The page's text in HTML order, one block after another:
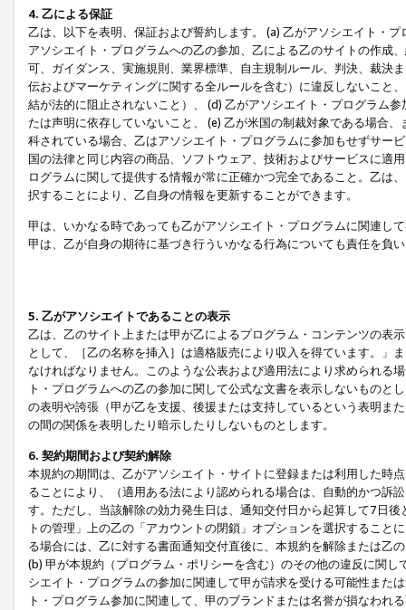
4. 乙による保証
乙は、以下を表明、保証および誓約します。 (a) 乙がアソシエイト・
アソシエイト・プログラムへの乙の参加、乙による乙のサイトの作成
可、ガイダンス、実施規則、業界標準、自主規制ルール、判決、裁決
伝およびマーケティングに関する全ルールを含む）に違反しないこと
結が法的に阻止されないこと）、 (d) 乙がアソシエイト・プログラム
たは声明に依存していないこと、 (e) 乙が米国の制裁対象である場合
科されている場合、乙はアソシエイト・プログラムに参加もせずサー
国の法律と同じ内容の商品、ソフトウェア、技術およびサービスに適
ログラムに関して提供する情報が常に正確かつ完全であること。乙は
択することにより、乙自身の情報を更新することができます。
甲は、いかなる時であっても乙がアソシエイト・プログラムに関連し
甲は、乙が自身の期待に基づき行ういかなる行為についても責任を負
5. 乙がアソシエイトであることの表示
乙は、乙のサイト上または甲が乙によるプログラム・コンテンツの表
として、［乙の名称を挿入］は適格販売により収入を得ています。」
なければなりません。このような公表および適用法により求められる
ト・プログラムへの乙の参加に関して公式な文書を表示しないもの
の表明や誇張（甲が乙を支援、後援または支持しているという表明ま
の間の関係を表明したり暗示したりしないものとします。
6. 契約期間および契約解除
本規約の期間は、乙がアソシエイト・サイトに登録または利用した時
ることにより、（適用ある法により認められる場合は、自動的かつ訴
す。ただし、当該解除の効力発生日は、通知交付日から起算して7日
トの管理」上の乙の「アカウントの閉鎖」オプションを選択するこ
る場合には、乙に対する書面通知交付直後に、本規約を解除または乙
(b) 甲が本規約（プログラム・ポリシーを含む）のその他の違反に関
シエイト・プログラムの参加に関連して甲が請求を受ける可能性また
ト・プログラム参加に関連して、甲のブランドまたは名誉が損なわれ